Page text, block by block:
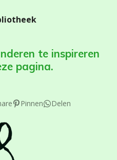
te inspireren
pagina.
Pinnen Delen